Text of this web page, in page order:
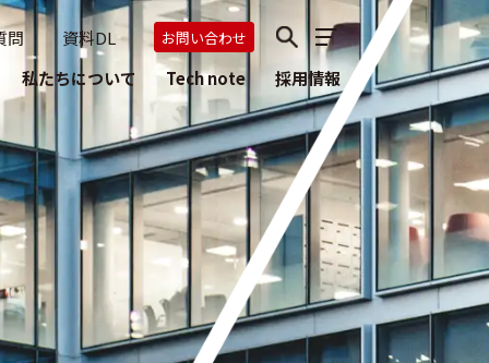
問 資料DL お問い合わせ
私たちについて Tech note 採用情報